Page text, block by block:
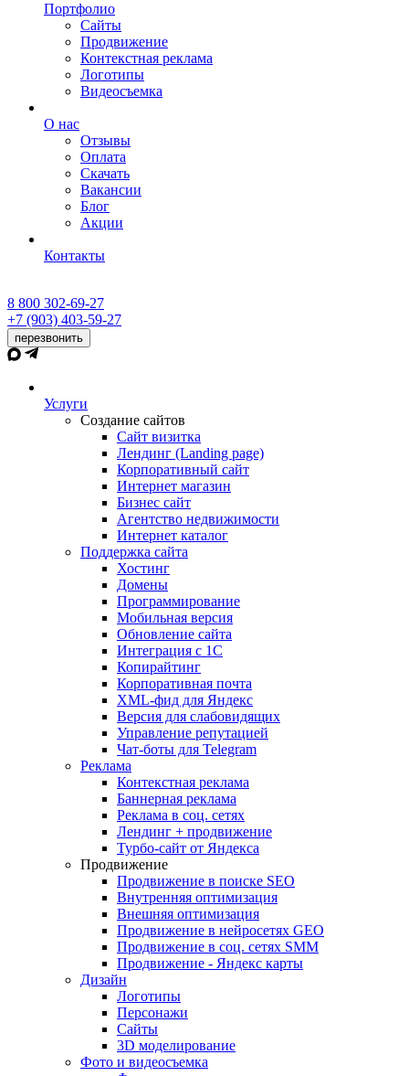
Портфолио
Сайты
Продвижение
Контекстная реклама
Логотипы
Видеосъемка
О нас
Отзывы
Оплата
Скачать
Вакансии
Блог
Акции
Контакты
8 800 302-69-27
+7 (903) 403-59-27
перезвонить
Услуги
Создание сайтов
Сайт визитка
Лендинг (Landing page)
Корпоративный сайт
Интернет магазин
Бизнес сайт
Агентство недвижимости
Интернет каталог
Поддержка сайта
Хостинг
Домены
Программирование
Мобильная версия
Обновление сайта
Интеграция с 1С
Копирайтинг
Корпоративная почта
XML-фид для Яндекс
Версия для слабовидящих
Управление репутацией
Чат-боты для Telegram
Реклама
Контекстная реклама
Баннерная реклама
Реклама в соц. сетях
Лендинг + продвижение
Турбо-сайт от Яндекса
Продвижение
Продвижение в поиске SEO
Внутренняя оптимизация
Внешняя оптимизация
Продвижение в нейросетях GEO
Продвижение в соц. сетях SMM
Продвижение - Яндекс карты
Дизайн
Логотипы
Персонажи
Сайты
3D моделирование
Фото и видеосъемка